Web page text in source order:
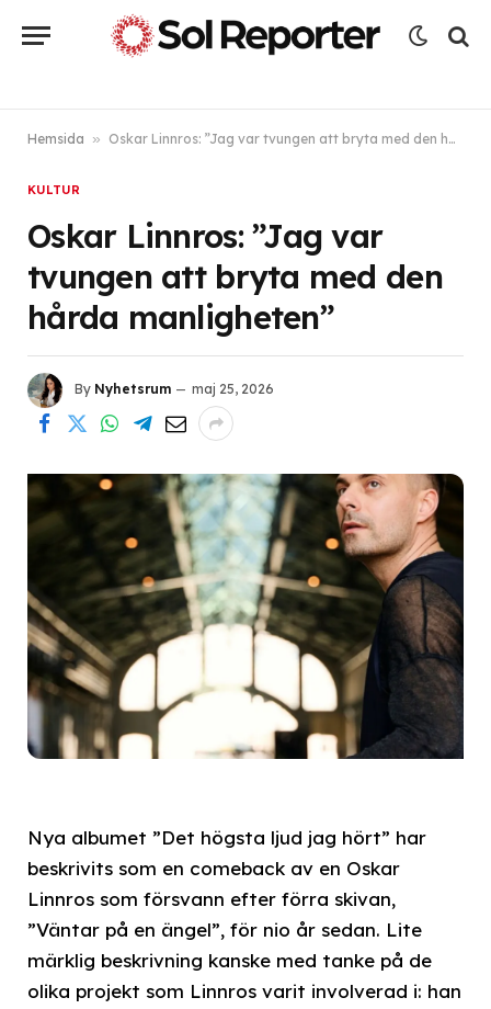
Hemsida » Oskar Linnros: ”Jag var tvungen att bryta med den hårda manligheten”
KULTUR
Oskar Linnros: ”Jag var
tvungen att bryta med den
hårda manligheten”
By Nyhetsrum maj 25, 2026
Nya albumet ”Det högsta ljud jag hört” har
beskrivits som en comeback av en Oskar
Linnros som försvann efter förra skivan,
”Väntar på en ängel”, för nio år sedan. Lite
märklig beskrivning kanske med tanke på de
olika projekt som Linnros varit involverad i: han